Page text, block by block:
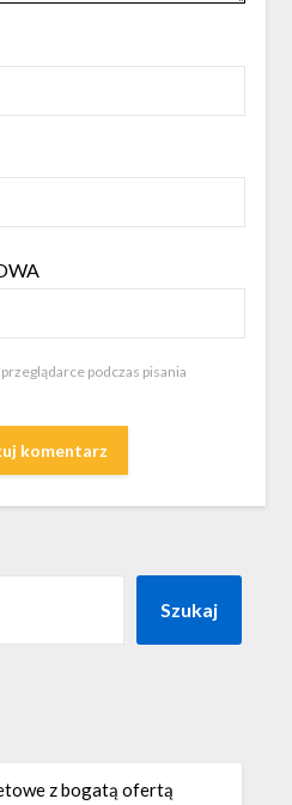
podczas pisania
Szukaj
z bogatą ofertą